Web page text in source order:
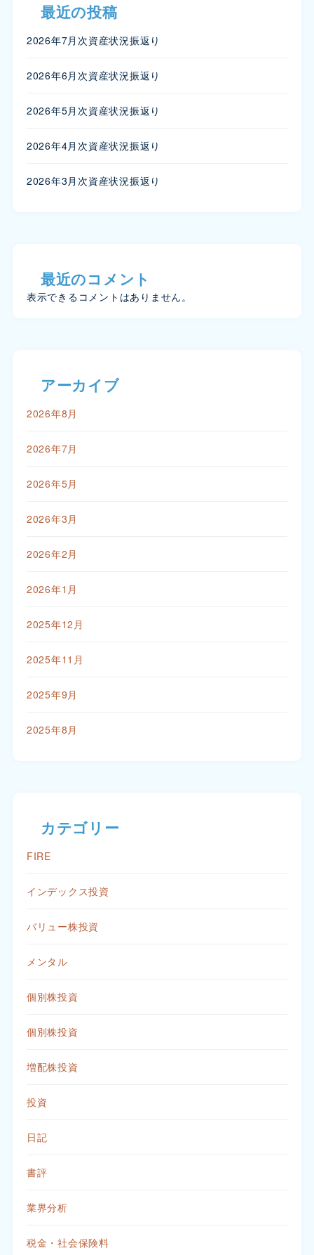
最近の投稿
2026年7月次資産状況振返り
2026年6月次資産状況振返り
2026年5月次資産状況振返り
2026年4月次資産状況振返り
2026年3月次資産状況振返り
最近のコメント
表示できるコメントはありません。
アーカイブ
2026年8月
2026年7月
2026年5月
2026年3月
2026年2月
2026年1月
2025年12月
2025年11月
2025年9月
2025年8月
カテゴリー
FIRE
インデックス投資
バリュー株投資
メンタル
個別株投資
個別株投資
増配株投資
投資
日記
書評
業界分析
税金・社会保険料